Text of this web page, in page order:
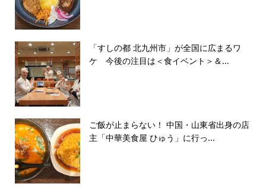
「すしの都 北九州市」が全国に広まるワ
ケ 今後の注目は＜食イベント＞＆...
ご飯が止まらない！ 中国・山東省出身の店
主「中華美食屋 ひゅう」に行っ...